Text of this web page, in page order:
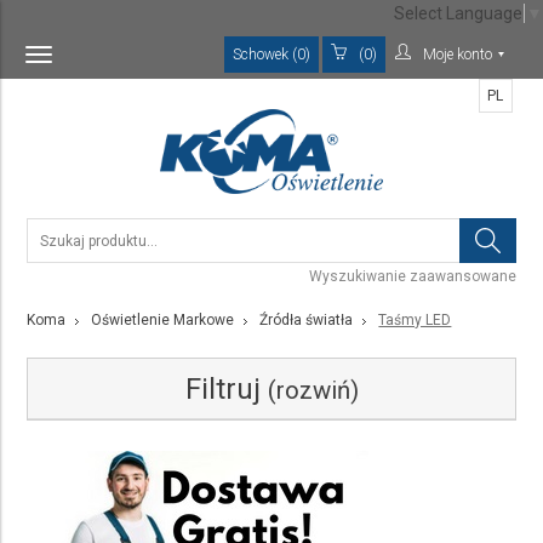
Toggle
navigation
Schowek (0) (0) Moje konto
Wyszukiwanie zaawansowane
PL
Koma Oświetlenie Markowe Źródła światła Taśmy LED
Filtruj (rozwiń)
Kategoria
Select Language